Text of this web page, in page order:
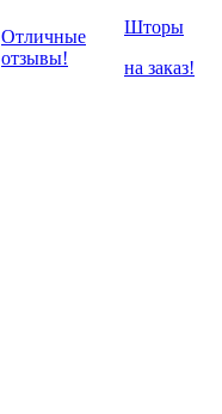
Отличные
отзывы!
Шторы
на заказ!